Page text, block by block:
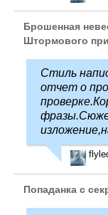
Брошенная
Штормового
Стиль
отчет о
Попаданка с